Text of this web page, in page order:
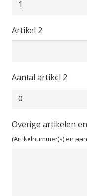
Artikel 2
Aantal artikel 2
Overige artikelen
(Artikelnummer(s) en